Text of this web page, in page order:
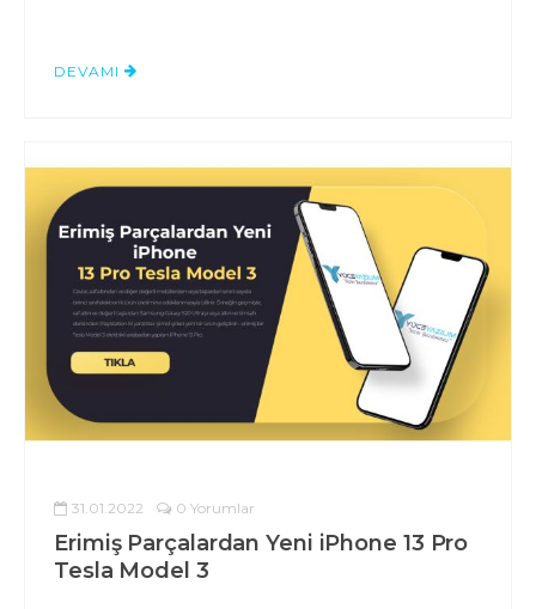
DEVAMI
31.01.2022 0 Yorumlar
Erimiş Parçalardan Yeni iPhone 13 Pro
Tesla Model 3